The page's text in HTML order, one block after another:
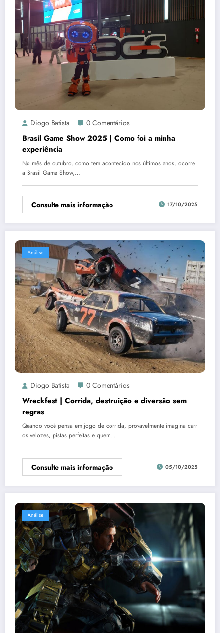
Diogo Batista 0 Comentários
Brasil Game Show 2025 | Como foi a minha
experiência
No mês de outubro, como tem acontecido nos últimos anos, ocorre
a Brasil Game Show,…
Consulte mais informação 17/10/2025
Análise
Diogo Batista 0 Comentários
Wreckfest | Corrida, destruição e diversão sem
regras
Quando você pensa em jogo de corrida, provavelmente imagina carr
os velozes, pistas perfeitas e quem…
Consulte mais informação 05/10/2025
Análise